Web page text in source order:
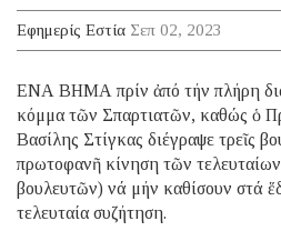
Εφημερίς Εστία Σεπ 02, 2023
ΕΝΑ ΒΗΜΑ πρίν ἀπό τήν πλήρη
κόμμα τῶν Σπαρτιατῶν, καθώς ὁ
Βασίλης Στίγκας διέγραψε τρεῖς
πρωτοφανῆ κίνηση τῶν
βουλευτῶν) νά μήν καθίσουν στά
τελευταία συζήτηση.